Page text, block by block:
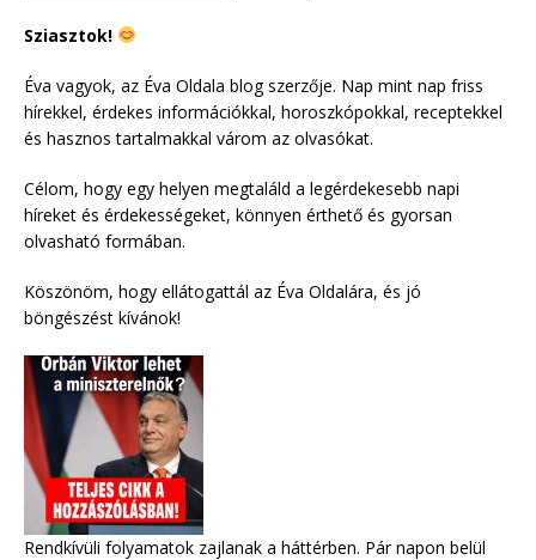
Sziasztok!
Éva vagyok, az Éva Oldala blog szerzője. Nap mint nap friss
hírekkel, érdekes információkkal, horoszkópokkal, receptekkel
és hasznos tartalmakkal várom az olvasókat.
Célom, hogy egy helyen megtaláld a legérdekesebb napi
híreket és érdekességeket, könnyen érthető és gyorsan
olvasható formában.
Köszönöm, hogy ellátogattál az Éva Oldalára, és jó
böngészést kívánok!
Rendkívüli folyamatok zajlanak a háttérben. Pár napon belül